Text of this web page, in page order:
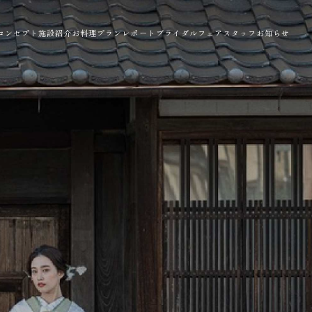
ンセプト施設紹介お料理プランレポート ブライダルフェアスタッフ お知らせ